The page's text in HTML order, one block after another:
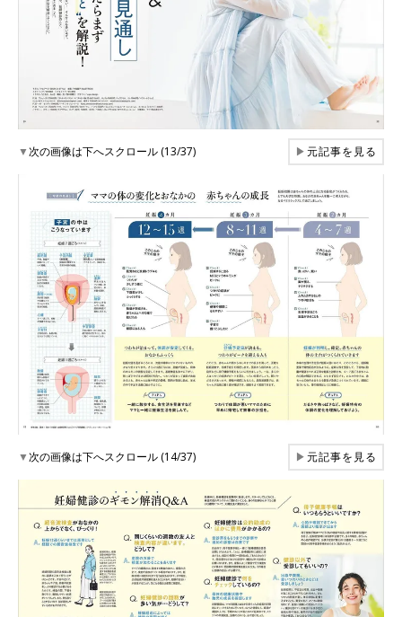
▼次の画像は下へスクロール (13/37) ▶元記事を見る
▼次の画像は下へスクロール (14/37) ▶元記事を見る